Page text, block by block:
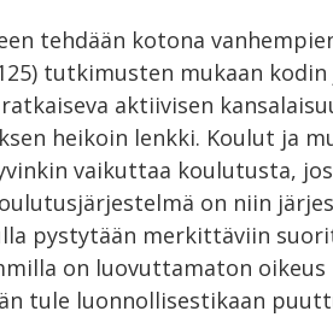
tehdään kotona
tutkimusten mukaan kodin
aktiivisen
heikoin lenkki. Koulut ja
vaikuttaa koulutusta,
on niin
pystytään merkittäviin
on luovuttamaton oikeus
tule luonnollisestikaan